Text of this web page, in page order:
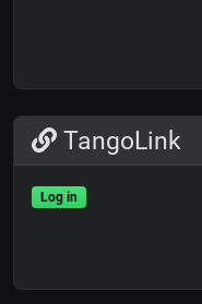
TangoLink
Log in